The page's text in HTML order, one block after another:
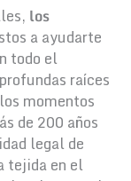
los
a ayudarte
todo el
raíces
momentos
de 200 años
legal de
tejida en el